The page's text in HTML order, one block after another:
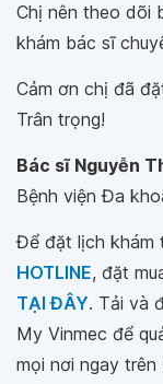
Chị nên theo dõi
khám bác sĩ
Cảm ơn chị đã
Trân trọng!
Bác sĩ Nguyễn
Bệnh viện Đa
Để đặt lịch khám
HOTLINE, đặt
TẠI ĐÂY. Tải và
My Vinmec để
mọi nơi ngay trên